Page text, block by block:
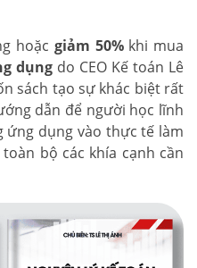
hoặc giảm 50%khi mua
dụng do CEO Kế toán Lê
sách tạo sự khác biệt rất
dẫn để người học lĩnh
dụng vào thực tế làm
bộ các khía cạnh cần